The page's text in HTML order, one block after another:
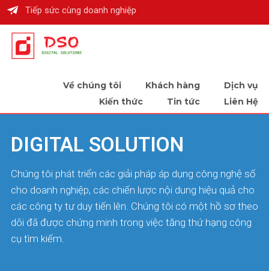
Tiếp sức cùng doanh nghiệp
Về chúng tôi Khách hàng
Dịch vụ
Kiến thức
Tin tức Liên Hệ
DIGITAL SOLUTION
Chúng tôi phát triển các giải pháp áp dụng công nghệ số
cho doanh nghiệp, các chiến lược nội dung hiệu quả cho
các công ty tư duy tiến lên. Chúng tôi có một hồ sơ theo
dõi đã được chứng minh trong việc tăng thứ hạng công
cụ tìm kiếm.